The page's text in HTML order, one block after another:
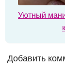
Уютный
Добавить